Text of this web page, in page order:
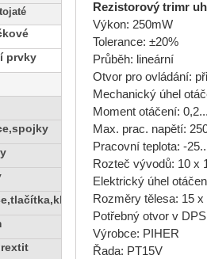
Rezistorový trimr
Výkon: 250mW
Tolerance: ±20%
Průběh: lineární
Otvor pro ovládání:
Mechanický úhel
Moment otáčení:
Max. prac. napětí:
Pracovní teplota: -
Rozteč vývodů: 10 x
Elektrický úhel
Rozměry tělesa: 15
Potřebný otvor v
Výrobce: PIHER
Řada: PT15V
prvky